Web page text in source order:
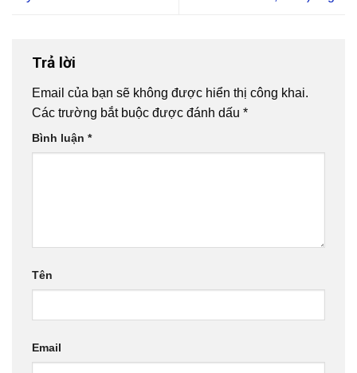
Trả lời
Email của bạn sẽ không được hiển thị công khai.
Các trường bắt buộc được đánh dấu *
Bình luận *
Tên
Email